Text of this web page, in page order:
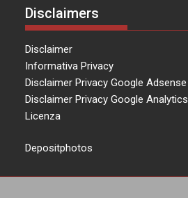
Disclaimers
Disclaimer
Informativa Privacy
Disclaimer Privacy Google Adsense
Disclaimer Privacy Google Analytics
Licenza
Depositphotos